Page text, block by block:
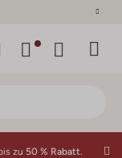
zu 50 % Rabatt.